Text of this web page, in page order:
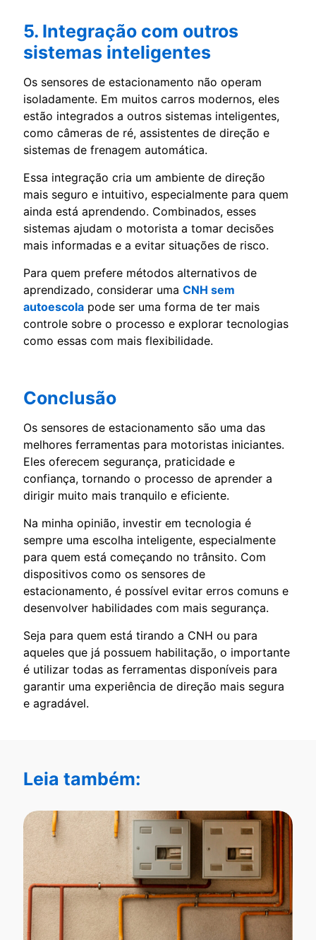
5. Integração com outros
sistemas inteligentes
Os sensores de estacionamento não operam
isoladamente. Em muitos carros modernos, eles
estão integrados a outros sistemas inteligentes,
como câmeras de ré, assistentes de direção e
sistemas de frenagem automática.
Essa integração cria um ambiente de direção
mais seguro e intuitivo, especialmente para quem
ainda está aprendendo. Combinados, esses
sistemas ajudam o motorista a tomar decisões
mais informadas e a evitar situações de risco.
Para quem prefere métodos alternativos de
aprendizado, considerar uma CNH sem
autoescola pode ser uma forma de ter mais
controle sobre o processo e explorar tecnologias
como essas com mais flexibilidade.
Conclusão
Os sensores de estacionamento são uma das
melhores ferramentas para motoristas iniciantes.
Eles oferecem segurança, praticidade e
confiança, tornando o processo de aprender a
dirigir muito mais tranquilo e eficiente.
Na minha opinião, investir em tecnologia é
sempre uma escolha inteligente, especialmente
para quem está começando no trânsito. Com
dispositivos como os sensores de
estacionamento, é possível evitar erros comuns e
desenvolver habilidades com mais segurança.
Seja para quem está tirando a CNH ou para
aqueles que já possuem habilitação, o importante
é utilizar todas as ferramentas disponíveis para
garantir uma experiência de direção mais segura
e agradável.
Leia também: